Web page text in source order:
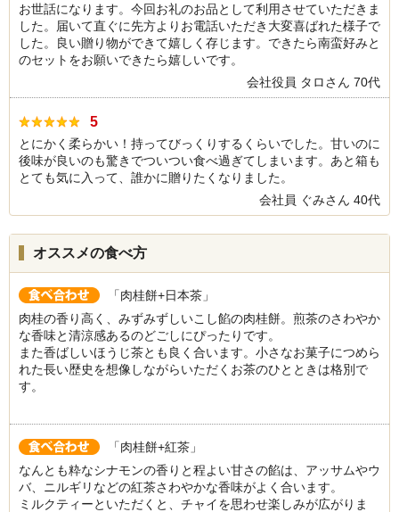
会社役員 タロさん 70代
お世話になります。今回お礼のお品として利用させていただきま
した。届いて直ぐに先方よりお電話いただき大変喜ばれた様子で
した。良い贈り物ができて嬉しく存じます。できたら南蛮好みと
のセットをお願いできたら嬉しいです。
会社員 ぐみさん 40代
5
とにかく柔らかい！持ってびっくりするくらいでした。甘いのに
後味が良いのも驚きでついつい食べ過ぎてしまいます。あと箱も
とても気に入って、誰かに贈りたくなりました。
オススメの食べ方
「肉桂餅+日本茶」
肉桂の香り高く、みずみずしいこし餡の肉桂餅。煎茶のさわやか
な香味と清涼感あるのどごしにぴったりです。
また香ばしいほうじ茶とも良く合います。小さなお菓子につめら
れた長い歴史を想像しながらいただくお茶のひとときは格別で
す。
「肉桂餅+紅茶」
なんとも粋なシナモンの香りと程よい甘さの餡は、アッサムやウ
バ、ニルギリなどの紅茶さわやかな香味がよく合います。
ミルクティーといただくと、チャイを思わせ楽しみが広がりま